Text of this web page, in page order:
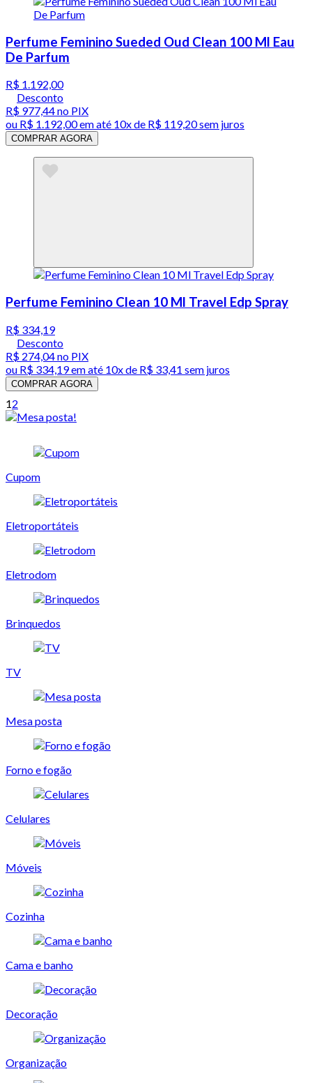
Perfume Feminino Sueded Oud Clean 100 Ml Eau
De Parfum
R$ 1.192,00
Desconto
R$ 977,44no PIX
ou R$ 1.192,00em até 10x de R$ 119,20 sem juros
COMPRAR AGORA
Perfume Feminino Clean 10 Ml Travel Edp Spray
R$ 334,19
Desconto
R$ 274,04no PIX
ou R$ 334,19em até 10x de R$ 33,41 sem juros
COMPRAR AGORA
12
Cupom
Eletroportáteis
Eletrodom
Brinquedos
TV
Mesa posta
Forno e fogão
Celulares
Móveis
Cozinha
Cama e banho
Decoração
Organização